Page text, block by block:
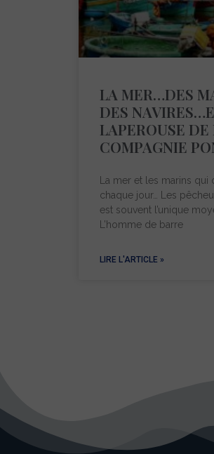
LA MER…DES
DES
LAPEROUSE DE
COMPAGNIE
La mer et les marins qui
chaque jour… Les
est souvent l’unique
L’homme de barre
LIRE L'ARTICLE »